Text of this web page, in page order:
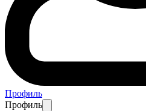
Профиль
Профиль